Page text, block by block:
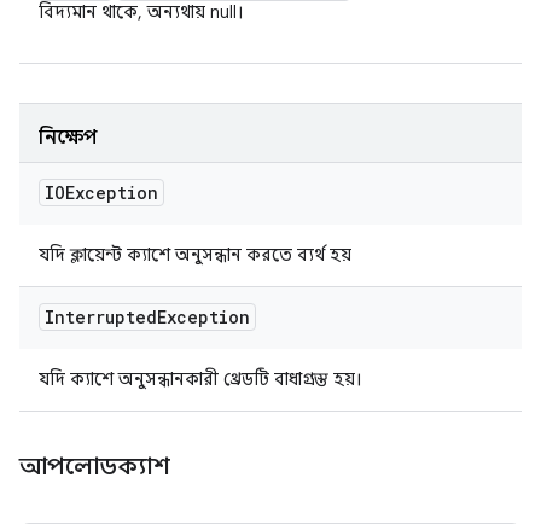
বিদ্যমান থাকে, অন্যথায় null।
নিক্ষেপ
IOException
যদি ক্লায়েন্ট ক্যাশে অনুসন্ধান করতে ব্যর্থ হয়
InterruptedException
যদি ক্যাশে অনুসন্ধানকারী থ্রেডটি বাধাগ্রস্ত হয়।
আপলোডক্যাশ